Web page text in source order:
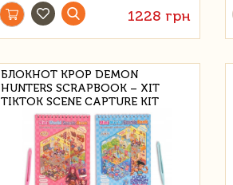
1228 грн
БЛОКНОТ KPOP DEMON
HUNTERS SCRAPBOOK – ХІТ
TIKTOK SCENE CAPTURE KIT